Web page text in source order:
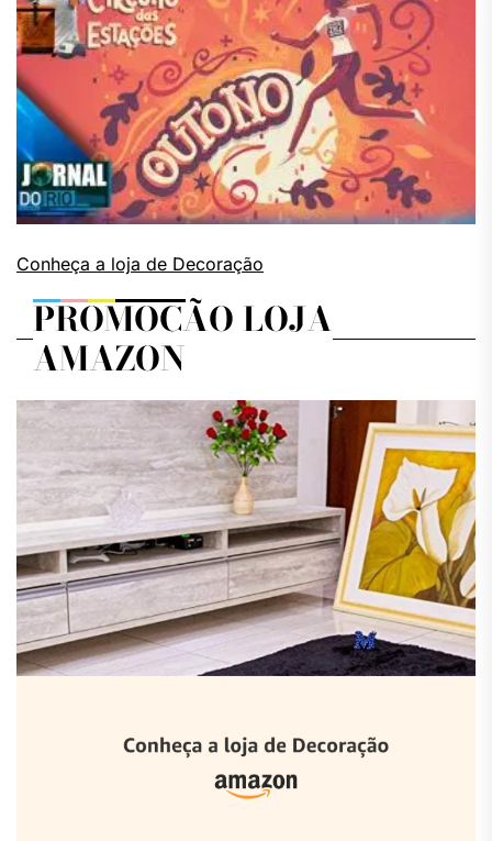
Conheça a loja de Decoração
PROMOÇÃO LOJA
AMAZON